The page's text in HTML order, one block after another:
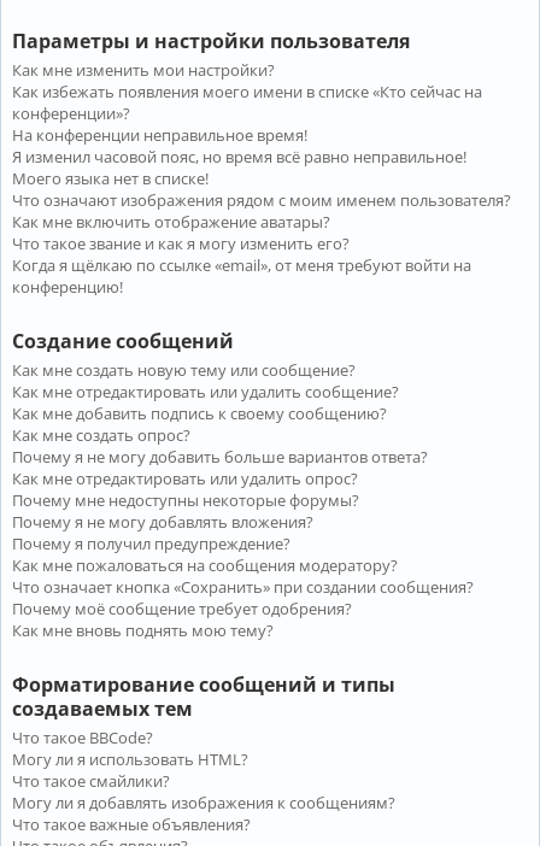
Параметры и настройки пользователя
Как мне изменить мои настройки?
Как избежать появления моего имени в списке «Кто сейчас на
конференции»?
На конференции неправильное время!
Я изменил часовой пояс, но время всё равно неправильное!
Моего языка нет в списке!
Что означают изображения рядом с моим именем пользователя?
Как мне включить отображение аватары?
Что такое звание и как я могу изменить его?
Когда я щёлкаю по ссылке «email», от меня требуют войти на
конференцию!
Создание сообщений
Как мне создать новую тему или сообщение?
Как мне отредактировать или удалить сообщение?
Как мне добавить подпись к своему сообщению?
Как мне создать опрос?
Почему я не могу добавить больше вариантов ответа?
Как мне отредактировать или удалить опрос?
Почему мне недоступны некоторые форумы?
Почему я не могу добавлять вложения?
Почему я получил предупреждение?
Как мне пожаловаться на сообщения модератору?
Что означает кнопка «Сохранить» при создании сообщения?
Почему моё сообщение требует одобрения?
Как мне вновь поднять мою тему?
Форматирование сообщений и типы
создаваемых тем
Что такое BBCode?
Могу ли я использовать HTML?
Что такое смайлики?
Могу ли я добавлять изображения к сообщениям?
Что такое важные объявления?